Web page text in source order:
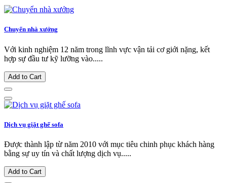
Chuyển nhà xưởng
Với kinh nghiệm 12 năm trong lĩnh vực vận tải cơ giới nặng, kết
hợp sự đầu tư kỹ lưỡng vào.....
Add to Cart
Dịch vụ giặt ghế sofa
Được thành lập từ năm 2010 với mục tiêu chinh phục khách hàng
bằng sự uy tín và chất lượng dịch vụ.....
Add to Cart